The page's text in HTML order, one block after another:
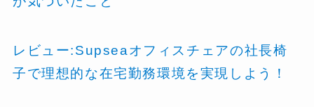
レビュー:Supseaオフィスチェアの社長椅
子で理想的な在宅勤務環境を実現しよう！